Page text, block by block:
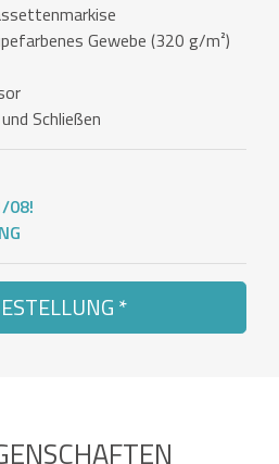
Gewebe (320 g/m²)
Schließen
08!
*